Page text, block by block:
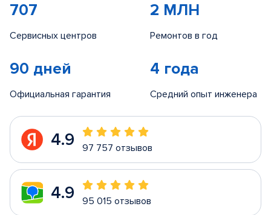
707
Сервисных центров
2 МЛН
Ремонтов в год
90 дней
Официальная гарантия
4 года
Средний опыт инженера
4.9 97 757 отзывов
4.9 95 015 отзывов